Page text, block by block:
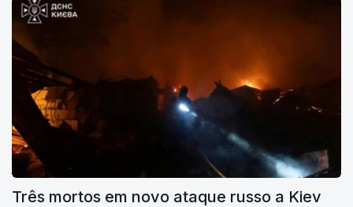
Três mortos em novo ataque russo a Kiev